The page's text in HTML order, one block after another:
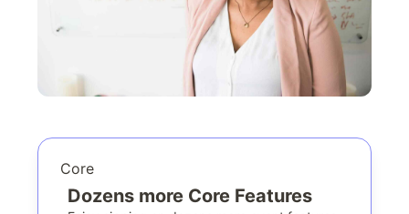
Core
Dozens more Core Features